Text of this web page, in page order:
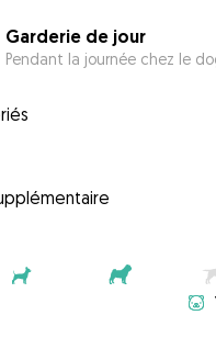
Garderie de jour
Pendant la journée chez le